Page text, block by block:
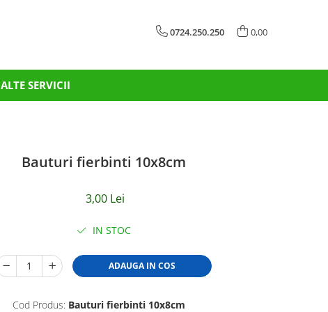
0724.250.250 0,00
ALTE SERVICII
Bauturi fierbinti 10x8cm
3,00 Lei
IN STOC
ADAUGA IN COS
Cod Produs: Bauturi fierbinti 10x8cm